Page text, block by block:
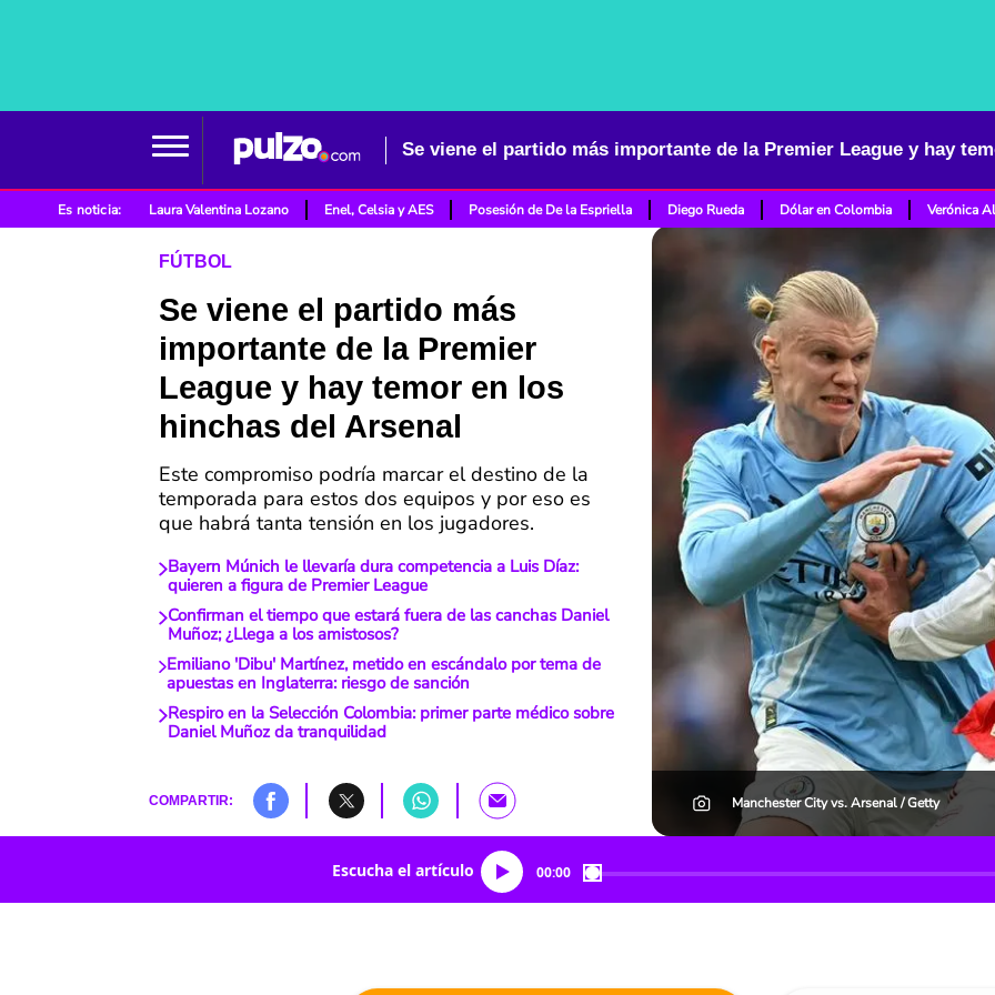
Es noticia: Laura Valentina Lozano Enel, Celsia y AES Posesión de De la Espriella Diego Rueda Dólar en Colombia Verónica
FÚTBOL
Se viene el partido más
importante de la Premier
League y hay temor en los
hinchas del Arsenal
Este compromiso podría marcar el destino de la
temporada para estos dos equipos y por eso es
que habrá tanta tensión en los jugadores.
Bayern Múnich le llevaría dura competencia a Luis Díaz:
quieren a figura de Premier League
Confirman el tiempo que estará fuera de las canchas Daniel
Muñoz; ¿Llega a los amistosos?
Emiliano 'Dibu' Martínez, metido en escándalo por tema de
apuestas en Inglaterra: riesgo de sanción
Respiro en la Selección Colombia: primer parte médico sobre
Daniel Muñoz da tranquilidad
COMPARTIR: Manchester City vs. Arsenal / Getty
Escucha el artículo 00:00